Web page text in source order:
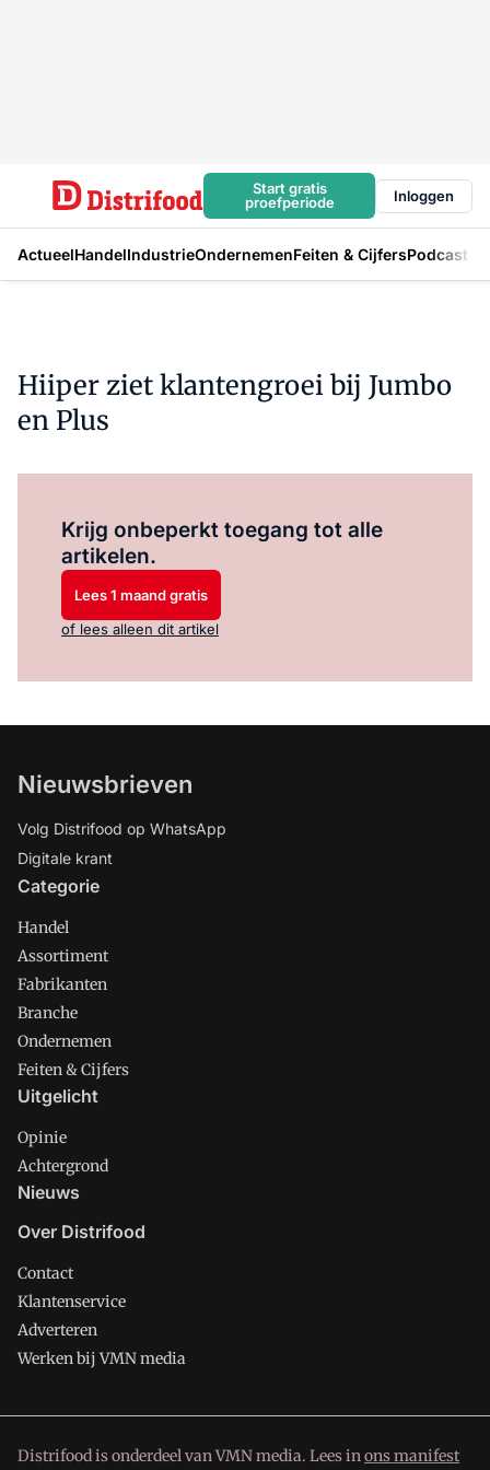
Start gratis
proefperiode
Inloggen
ActueelHandelIndustrieOndernemenFeiten & CijfersPodcast
Hiiper ziet klantengroei bij Jumbo
en Plus
Krijg onbeperkt toegang tot alle
artikelen.
Lees 1 maand gratis
of lees alleen dit artikel
Nieuwsbrieven
Volg Distrifood op WhatsApp
Digitale krant
Categorie
Handel
Assortiment
Fabrikanten
Branche
Ondernemen
Feiten & Cijfers
Uitgelicht
Opinie
Achtergrond
Nieuws
Over Distrifood
Contact
Klantenservice
Adverteren
Werken bij VMN media
Distrifood is onderdeel van VMN media. Lees inons manifest